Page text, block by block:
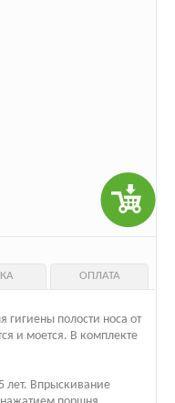
ОПЛАТА
полости носа от
и моется. В комплекте
лет. Впрыскивание